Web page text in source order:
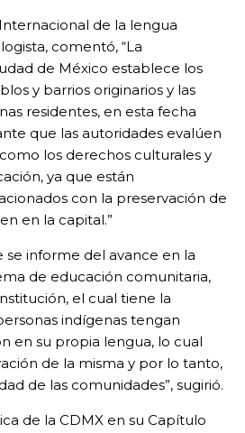
de la lengua
comentó, “La
de México establece los
y barrios originarios y las
residentes, en esta fecha
que las autoridades evalúen
los derechos culturales y
ya que están
con la preservación de
en la capital.”
se informe del avance en la
de educación comunitaria,
el cual tiene la
indígenas tengan
en su propia lengua, lo cual
de la misma y por lo tanto,
de las comunidades”, sugirió.
de la CDMX en su Capítulo